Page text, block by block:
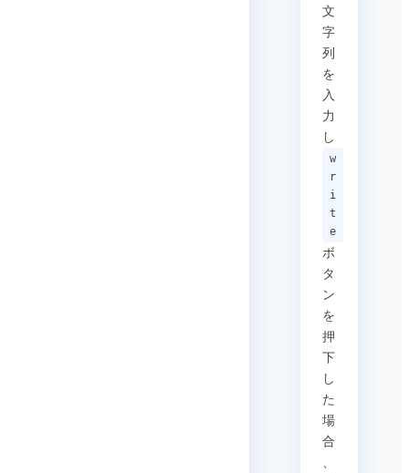
文
字
列
を
入
力
し
w
r
i
t
e
ボ
タ
ン
を
押
下
し
た
場
合
、